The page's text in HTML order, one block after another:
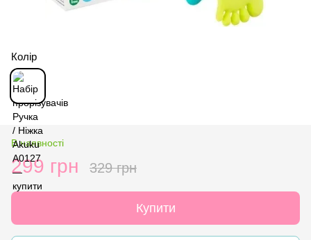
Колір
В наявності
299 грн 329 грн
Купити